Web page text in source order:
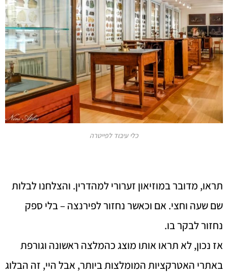
כלי עיבוד לפייטרה
תראו, מדובר במוזיאון זערורי למהדרין. והצלחנו לבלות
שם שעה וחצי. אם וכאשר נחזור לפירנצה – בלי ספק
נחזור לבקר בו.
אז נכון, לא תראו אותו מוצג כהמלצה ראשונה וגורפת
באתרי האטרקציות המומלצות ביותר, אבל היי, זה הבלוג